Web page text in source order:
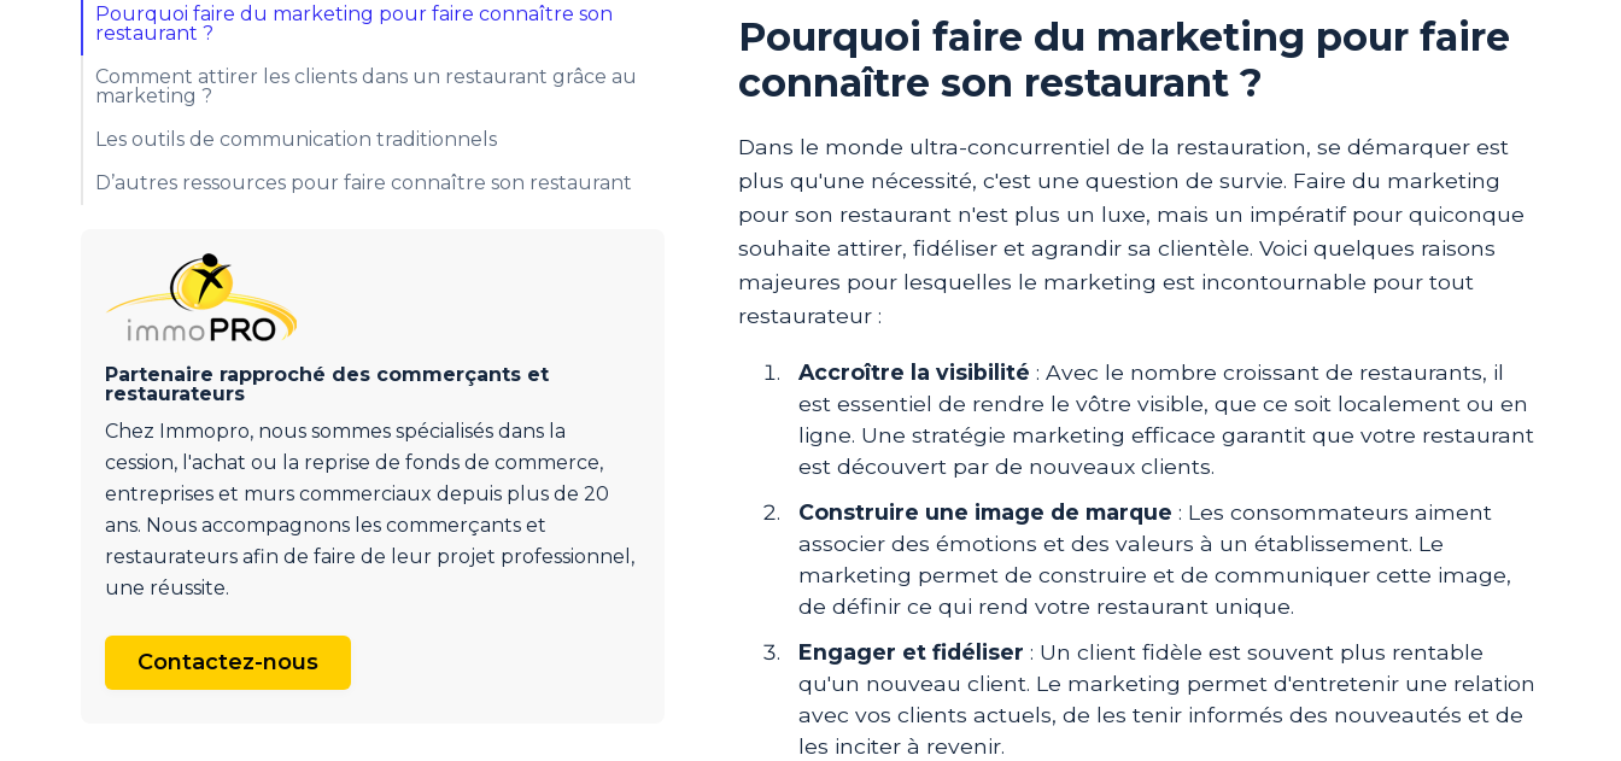
Pourquoi faire du marketing pour faire connaître son
restaurant ?
Comment attirer les clients dans un restaurant grâce au
marketing ?
Les outils de communication traditionnels
D’autres ressources pour faire connaître son restaurant
Partenaire rapproché des commerçants et
restaurateurs
Chez Immopro, nous sommes spécialisés dans la
cession, l'achat ou la reprise de fonds de commerce,
entreprises et murs commerciaux depuis plus de 20
ans. Nous accompagnons les commerçants et
restaurateurs afin de faire de leur projet professionnel,
une réussite.
Contactez-nous
Pourquoi faire du marketing pour faire
connaître son restaurant ?
Dans le monde ultra-concurrentiel de la restauration, se démarquer est
plus qu'une nécessité, c'est une question de survie. Faire du marketing
pour son restaurant n'est plus un luxe, mais un impératif pour quiconque
souhaite attirer, fidéliser et agrandir sa clientèle. Voici quelques raisons
majeures pour lesquelles le marketing est incontournable pour tout
restaurateur :
Accroître la visibilité : Avec le nombre croissant de restaurants, il
est essentiel de rendre le vôtre visible, que ce soit localement ou en
ligne. Une stratégie marketing efficace garantit que votre restaurant
est découvert par de nouveaux clients.
Construire une image de marque : Les consommateurs aiment
associer des émotions et des valeurs à un établissement. Le
marketing permet de construire et de communiquer cette image,
de définir ce qui rend votre restaurant unique.
Engager et fidéliser : Un client fidèle est souvent plus rentable
qu'un nouveau client. Le marketing permet d'entretenir une relation
avec vos clients actuels, de les tenir informés des nouveautés et de
les inciter à revenir.